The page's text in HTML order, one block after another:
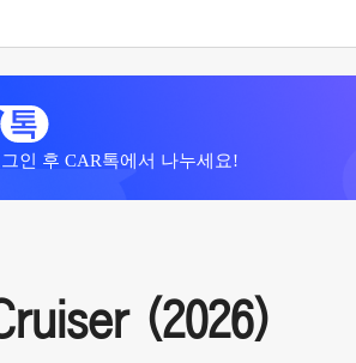
인 후 CAR톡에서 나누세요!
(2026)